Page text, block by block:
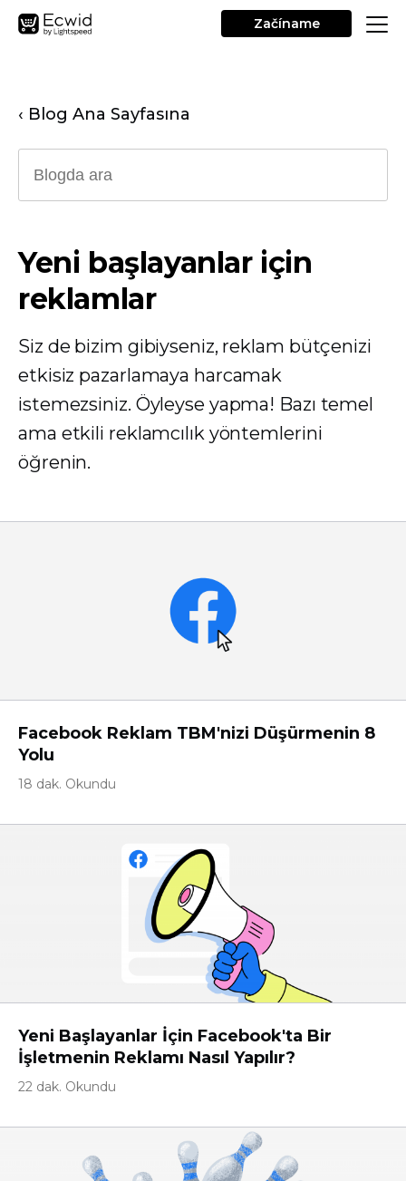
Začíname
‹ Blog Ana Sayfasına
Yeni başlayanlar için
reklamlar
Siz de bizim gibiyseniz, reklam bütçenizi
etkisiz pazarlamaya harcamak
istemezsiniz. Öyleyse yapma! Bazı temel
ama etkili reklamcılık yöntemlerini
öğrenin.
Facebook Reklam TBM'nizi Düşürmenin 8
Yolu
18 dak. Okundu
Yeni Başlayanlar İçin Facebook'ta Bir
İşletmenin Reklamı Nasıl Yapılır?
22 dak. Okundu